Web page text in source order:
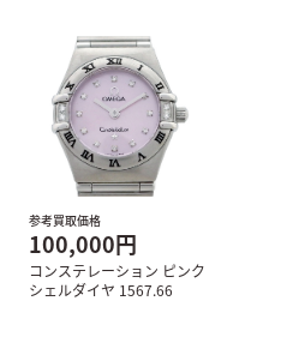
参考買取価格
100,000円
コンステレーション ピンク
シェルダイヤ 1567.66